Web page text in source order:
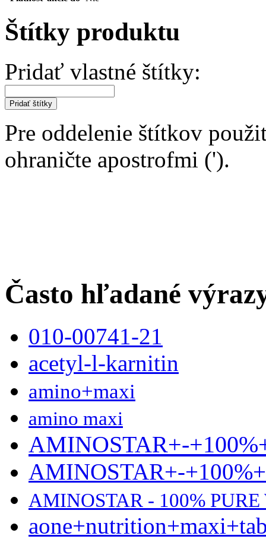
Štítky produktu
Pridať vlastné štítky:
Pridať štítky
Pre oddelenie štítkov
ohraničte apostrofmi (').
Často hľadané
010-00741-21
acetyl-l-karnitin
amino+maxi
amino maxi
AMINOSTAR+-
AMINOSTAR+-
AMINOSTAR - 100%